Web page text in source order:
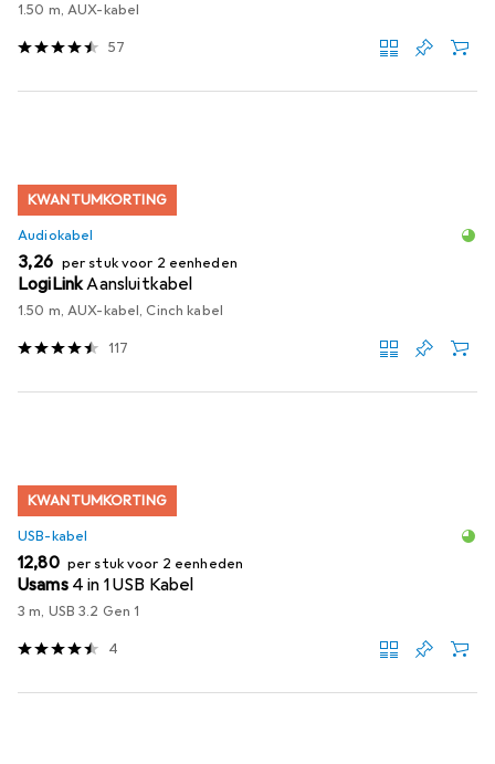
1.50 m, AUX-kabel
57
KWANTUMKORTING
Audiokabel
EUR
3,26 per stuk voor 2 eenheden
LogiLinkAansluitkabel
1.50 m, AUX-kabel, Cinch kabel
117
KWANTUMKORTING
USB-kabel
EUR
12,80 per stuk voor 2 eenheden
Usams 4 in 1 USB Kabel
3 m, USB 3.2 Gen 1
4